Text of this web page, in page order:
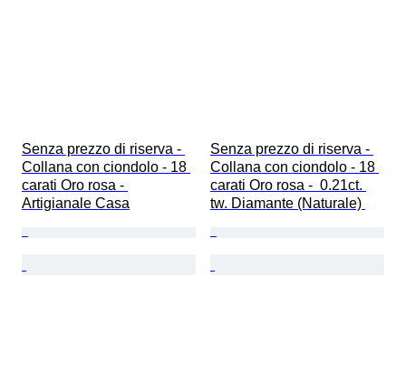
Senza prezzo di riserva -
Collana con ciondolo - 18
carati Oro rosa -
Artigianale Casa
Senza prezzo di riserva -
Collana con ciondolo - 18
carati Oro rosa -  0.21ct.
tw. Diamante (Naturale)